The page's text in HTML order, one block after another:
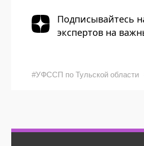
Подписывайтесь
экспертов на
#УФССП по Тульской области